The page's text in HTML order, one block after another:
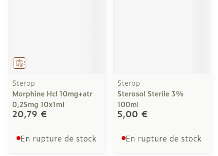
Sur prescription
Sterop
Morphine Hcl 10mg+atr
0,25mg 10x1ml
20,79 €
En rupture de stock
Sterop
Sterosol Sterile 3%
100ml
5,00 €
En rupture de stock